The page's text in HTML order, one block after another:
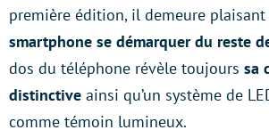
première édition, il demeure
smartphone se démarquer du reste
dos du téléphone révèle toujours sa
distinctive ainsi qu’un système de
comme témoin lumineux.